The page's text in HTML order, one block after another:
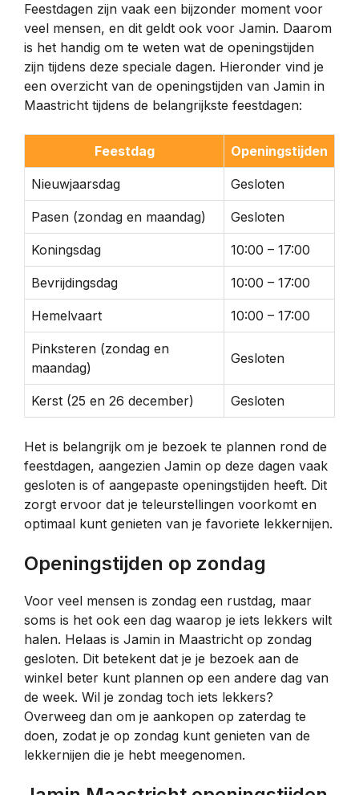
Feestdagen zijn vaak een bijzonder moment voor
veel mensen, en dit geldt ook voor Jamin. Daarom
is het handig om te weten wat de openingstijden
zijn tijdens deze speciale dagen. Hieronder vind je
een overzicht van de openingstijden van Jamin in
Maastricht tijdens de belangrijkste feestdagen:
Feestdag Openingstijden
Nieuwjaarsdag Gesloten
Pasen (zondag en maandag) Gesloten
Koningsdag 10:00 – 17:00
Bevrijdingsdag 10:00 – 17:00
Hemelvaart 10:00 – 17:00
Pinksteren (zondag en
maandag)
Gesloten
Kerst (25 en 26 december) Gesloten
Het is belangrijk om je bezoek te plannen rond de
feestdagen, aangezien Jamin op deze dagen vaak
gesloten is of aangepaste openingstijden heeft. Dit
zorgt ervoor dat je teleurstellingen voorkomt en
optimaal kunt genieten van je favoriete lekkernijen.
Openingstijden op zondag
Voor veel mensen is zondag een rustdag, maar
soms is het ook een dag waarop je iets lekkers wilt
halen. Helaas is Jamin in Maastricht op zondag
gesloten. Dit betekent dat je je bezoek aan de
winkel beter kunt plannen op een andere dag van
de week. Wil je zondag toch iets lekkers?
Overweeg dan om je aankopen op zaterdag te
doen, zodat je op zondag kunt genieten van de
lekkernijen die je hebt meegenomen.